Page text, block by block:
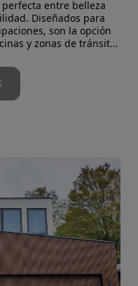
entre belleza
Diseñados para
son la opción
y zonas de tránsito
destaca por su alta
humedad y gran
un acabado
y sofisticación a
en una amplia gama
espacios exteriores
y armonía con la